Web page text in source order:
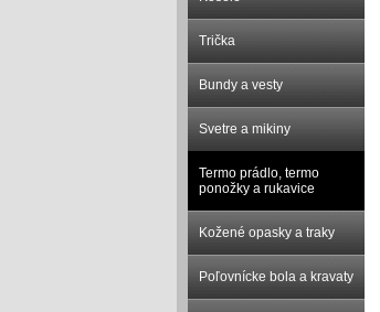
Trička
Bundy a vesty
Svetre a mikiny
Termo prádlo, termo
ponožky a rukavice
Kožené opasky a traky
Poľovnícke bola a kravaty